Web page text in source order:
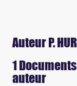
Auteur P.
1
auteur